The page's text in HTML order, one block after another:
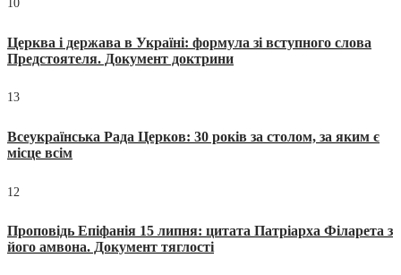
10
Церква і держава в Україні: формула зі вступного слова
Предстоятеля. Документ доктрини
13
Всеукраїнська Рада Церков: 30 років за столом, за яким є
місце всім
12
Проповідь Епіфанія 15 липня: цитата Патріарха Філарета з
його амвона. Документ тяглості